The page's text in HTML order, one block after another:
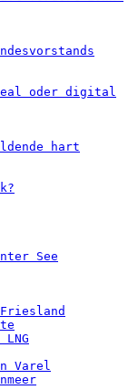
oder digital
hart
See
Varel